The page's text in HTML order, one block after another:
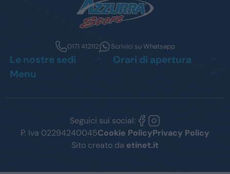
0171 412112 Scrivici su Whatsapp
Le nostre sedi
Orari di apertura
Menu
Seguici sui social:
P. Iva 02294240045Cookie PolicyPrivacy Policy
Sito creato da etinet.it